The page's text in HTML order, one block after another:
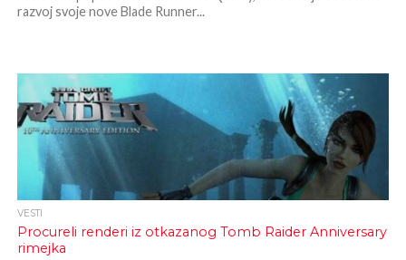
razvoj svoje nove Blade Runner...
VESTI
Procureli renderi iz otkazanog Tomb Raider Anniversary
rimejka